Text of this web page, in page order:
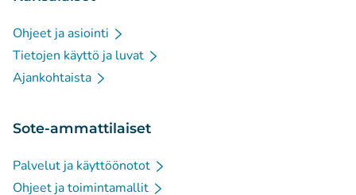
Ohjeet ja asiointi
Tietojen käyttö ja luvat
Ajankohtaista
Sote-ammattilaiset
Palvelut ja käyttöönotot
Ohjeet ja toimintamallit